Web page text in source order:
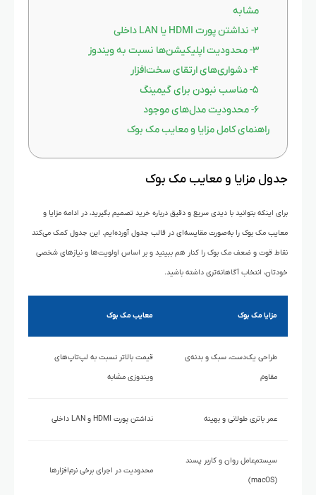
مشابه
۲- نداشتن پورت HDMI یا LAN داخلی
۳- محدودیت اپلیکیشن‌ها نسبت به ویندوز
۴- دشواری‌های ارتقای سخت‌افزار
۵- مناسب نبودن برای گیمینگ
۶- محدودیت مدل‌های موجود
راهنمای کامل مزایا و معایب مک بوک
جدول مزایا و معایب مک بوک
برای اینکه بتوانید با دیدی سریع و دقیق درباره خرید تصمیم بگیرید، در ادامه مزایا و
معایب مک بوک را به‌صورت مقایسه‌ای در قالب جدول آورده‌ایم. این جدول کمک می‌کند
نقاط قوت و ضعف مک بوک را کنار هم ببینید و بر اساس اولویت‌ها و نیازهای شخصی
خودتان، انتخاب آگاهانه‌تری داشته باشید.
مزایا مک بوک معایب مک بوک
طراحی یک‌دست، سبک و بدنه‌ی
مقاوم
قیمت بالاتر نسبت به لپ‌تاپ‌های
ویندوزی مشابه
عمر باتری طولانی و بهینه نداشتن پورت HDMI و LAN داخلی
سیستم‌عامل روان و کاربر پسند
(macOS)
محدودیت در اجرای برخی نرم‌افزارها